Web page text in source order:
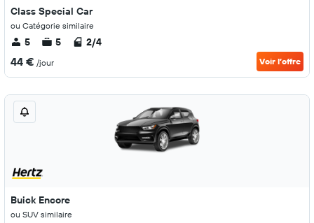
Class Special Car
ou Catégorie similaire
5 5 2/4
44 € /jour Voir l’offre
Buick Encore
ou SUV similaire